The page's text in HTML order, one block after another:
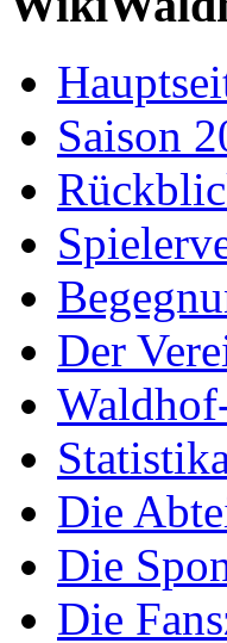
Saison
Der
Die
Die
Die